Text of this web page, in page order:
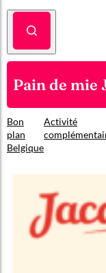
Pain de mie
Bon
plan
Belgique
Activité